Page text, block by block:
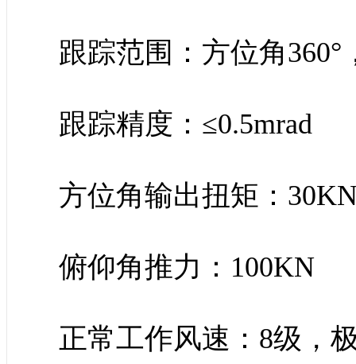
跟踪范围：方位角360°
跟踪精度：≤0.5mrad
方位角输出扭矩：
俯仰角推力：100KN
正常工作风速：8级，